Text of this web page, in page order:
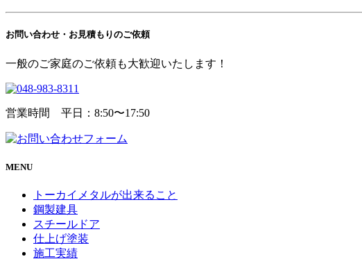
お問い合わせ・ お見積もりのご依頼
一般のご家庭のご依頼も大歓迎いたします！
営業時間 平日：8:50〜17:50
MENU
トーカイメタルが出来ること
鋼製建具
スチールドア
仕上げ塗装
施工実績